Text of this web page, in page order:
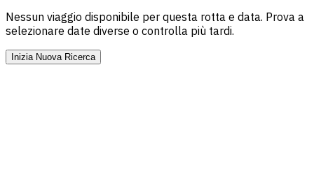
Nessun viaggio disponibile per questa rotta e data. Prova a
selezionare date diverse o controlla più tardi.
Inizia Nuova Ricerca